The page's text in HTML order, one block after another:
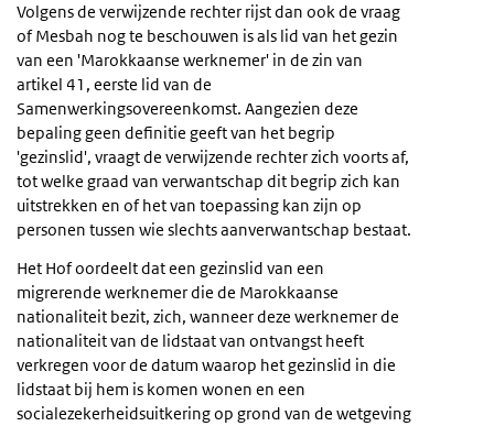
Volgens de verwijzende rechter rijst dan ook de vraag
of Mesbah nog te beschouwen is als lid van het gezin
van een 'Marokkaanse werknemer' in de zin van
artikel 41, eerste lid van de
Samenwerkingsovereenkomst. Aangezien deze
bepaling geen definitie geeft van het begrip
'gezinslid', vraagt de verwijzende rechter zich voorts af,
tot welke graad van verwantschap dit begrip zich kan
uitstrekken en of het van toepassing kan zijn op
personen tussen wie slechts aanverwantschap bestaat.
Het Hof oordeelt dat een gezinslid van een
migrerende werknemer die de Marokkaanse
nationaliteit bezit, zich, wanneer deze werknemer de
nationaliteit van de lidstaat van ontvangst heeft
verkregen voor de datum waarop het gezinslid in die
lidstaat bij hem is komen wonen en een
socialezekerheidsuitkering op grond van de wetgeving